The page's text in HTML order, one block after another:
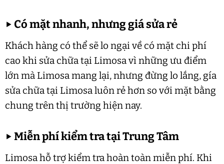
▶ Có mặt nhanh, nhưng giá sửa rẻ
Khách hàng có thể sẽ lo ngại về có mặt chi phí
cao khi sửa chữa tại Limosa vì những ưu điểm
lớn mà Limosa mang lại, nhưng đừng lo lắng, gía
sửa chữa tại Limosa luôn rẻ hơn so với mặt bằng
chung trên thị trường hiện nay.
▶Miễn phí kiểm tra tại Trung Tâm
Limosa hỗ trợ kiểm tra hoàn toàn miễn phí. Khi